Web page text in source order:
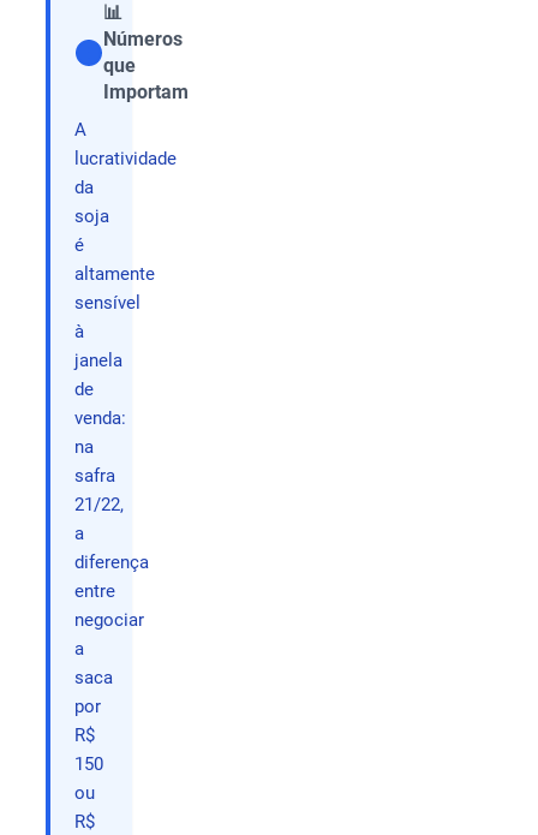
📊
Números
que
Importam
A
lucratividade
da
soja
é
altamente
sensível
à
janela
de
venda:
na
safra
21/22,
a
diferença
entre
negociar
a
saca
por
R$
150
ou
R$